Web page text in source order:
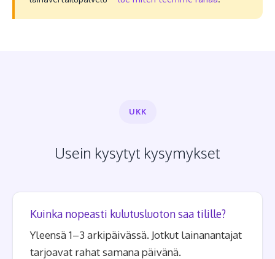
UKK
Usein kysytyt kysymykset
Kuinka nopeasti kulutusluoton saa tilille?
Yleensä 1–3 arkipäivässä. Jotkut lainanantajat
tarjoavat rahat samana päivänä.